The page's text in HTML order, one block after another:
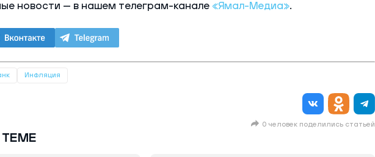
новости — в нашем телеграм-канале«Ямал-Медиа».
Инфляция
0 человек поделились статьей